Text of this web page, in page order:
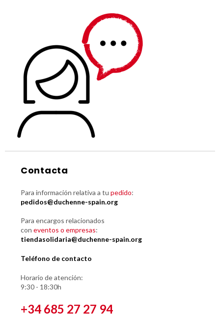
Contacta
Para información relativa a tu pedido:
pedidos@duchenne-spain.org
Para encargos relacionados
con eventos o empresas:
tiendasolidaria@duchenne-spain.org
Teléfono de contacto
Horario de atención:
9:30 - 18:30h
+34 685 27 27 94